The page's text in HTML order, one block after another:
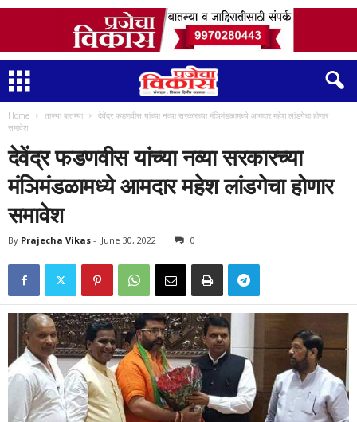
Home ताज्या बातम्या
देवेंद्र फडणवीस यांच्या नव्या सरकारच्या मंञिमंडळामध्ये आमदार महेश लांडगेचा होणार
समावेश
देवेंद्र फडणवीस यांच्या नव्या सरकारच्या
मंञिमंडळामध्ये आमदार महेश लांडगेचा होणार
समावेश
By Prajecha Vikas - June 30, 2022 0